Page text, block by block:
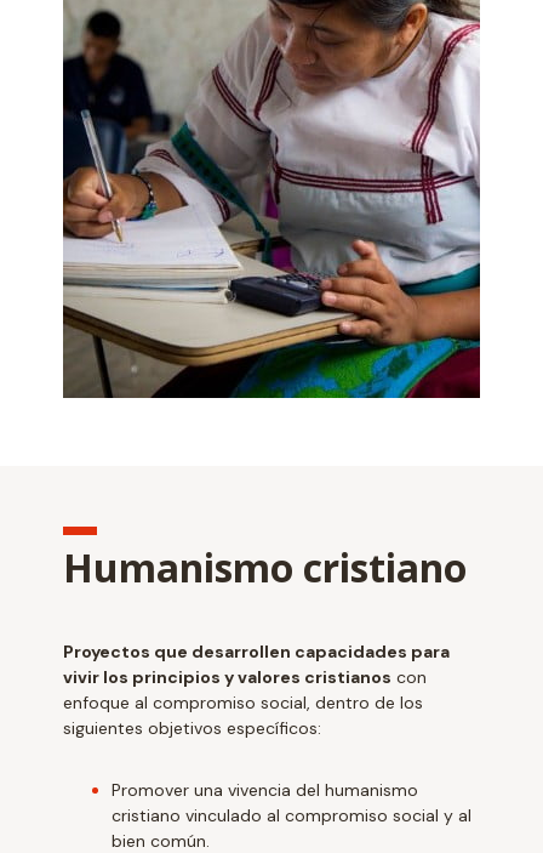
Humanismo cristiano
Proyectos que desarrollen capacidades para
vivir los principios y valores cristianos con
enfoque al compromiso social, dentro de los
siguientes objetivos específicos:
Promover una vivencia del humanismo
cristiano vinculado al compromiso social y al
bien común.